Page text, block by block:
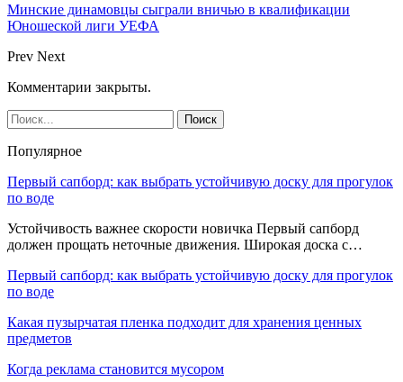
Минские динамовцы сыграли вничью в квалификации
Юношеской лиги УЕФА
Prev Next
Комментарии закрыты.
Популярное
Первый сапборд: как выбрать устойчивую доску для прогулок
по воде
Устойчивость важнее скорости новичка Первый сапборд
должен прощать неточные движения. Широкая доска с…
Первый сапборд: как выбрать устойчивую доску для прогулок
по воде
Какая пузырчатая пленка подходит для хранения ценных
предметов
Когда реклама становится мусором